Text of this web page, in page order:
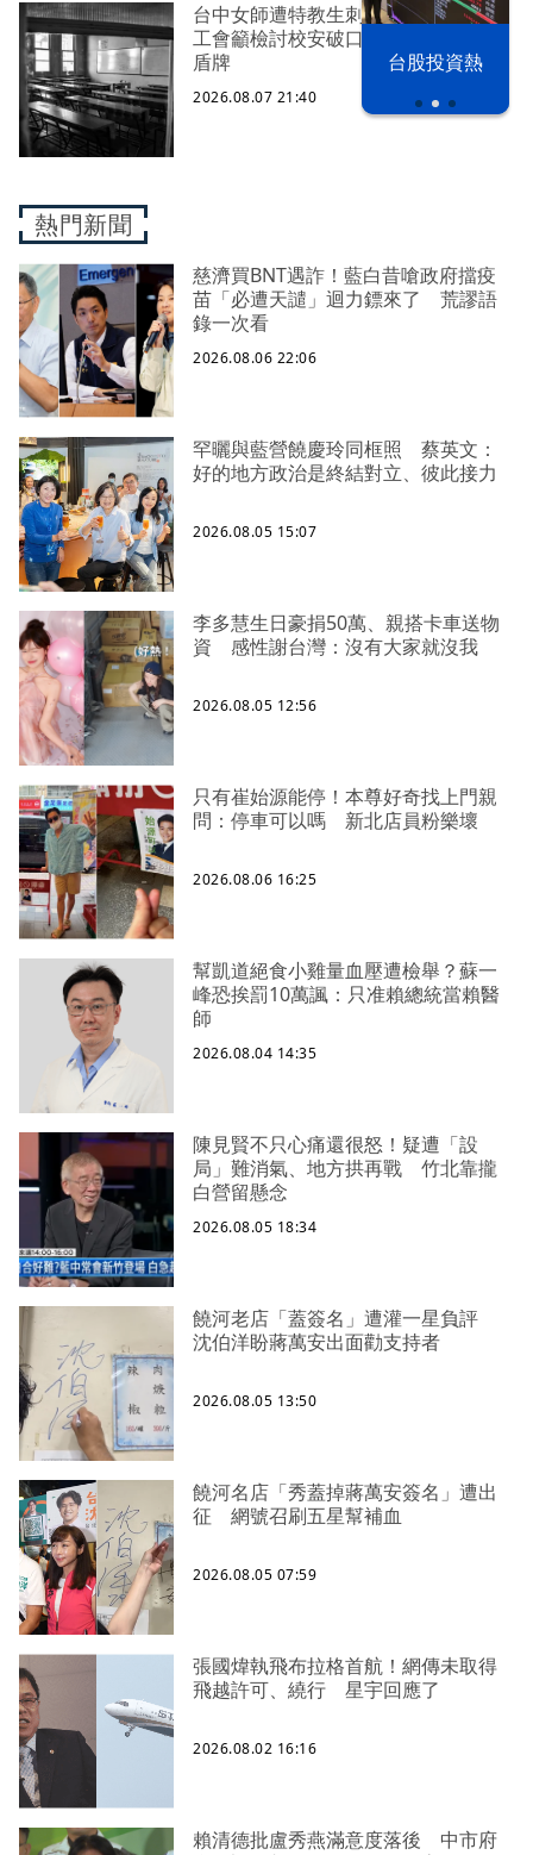
台股投資熱
台中女師遭特教生刺傷右眼恐失明
工會籲檢討校安破口：老師不是肉身
盾牌
2026.08.07 21:40
熱門新聞
慈濟買BNT遇詐！藍白昔嗆政府擋疫
苗「必遭天譴」迴力鏢來了 荒謬語
錄一次看
2026.08.06 22:06
罕曬與藍營饒慶玲同框照 蔡英文：
好的地方政治是終結對立、彼此接力
2026.08.05 15:07
李多慧生日豪捐50萬、親搭卡車送物
資 感性謝台灣：沒有大家就沒我
2026.08.05 12:56
只有崔始源能停！本尊好奇找上門親
問：停車可以嗎 新北店員粉樂壞
2026.08.06 16:25
幫凱道絕食小雞量血壓遭檢舉？蘇一
峰恐挨罰10萬諷：只准賴總統當賴醫
師
2026.08.04 14:35
陳見賢不只心痛還很怒！疑遭「設
局」難消氣、地方拱再戰 竹北靠攏
白營留懸念
2026.08.05 18:34
饒河老店「蓋簽名」遭灌一星負評
沈伯洋盼蔣萬安出面勸支持者
2026.08.05 13:50
饒河名店「秀蓋掉蔣萬安簽名」遭出
征 網號召刷五星幫補血
2026.08.05 07:59
張國煒執飛布拉格首航！網傳未取得
飛越許可、繞行 星宇回應了
2026.08.02 16:16
賴清德批盧秀燕滿意度落後 中市府